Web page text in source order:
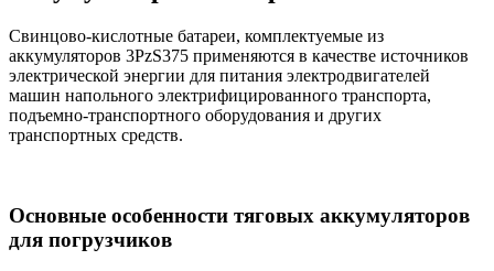
Свинцово-кислотные батареи, комплектуемые из
аккумуляторов 3PzS375 применяются в качестве источников
электрической энергии для питания электродвигателей
машин напольного электрифицированного транспорта,
подъемно-транспортного оборудования и других
транспортных средств.
Основные особенности тяговых аккумуляторов
для погрузчиков